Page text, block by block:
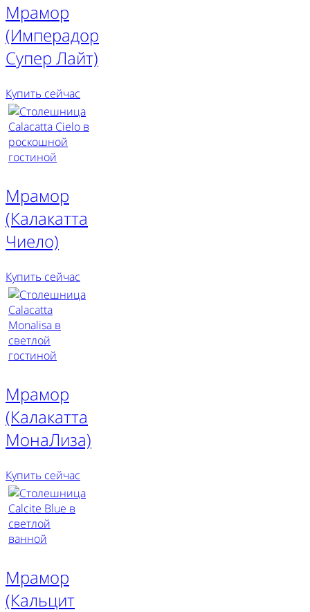
Мрамор
(Имперадор
Супер Лайт)
Купить сейчас
Мрамор
(Калакатта
Чиело)
Купить сейчас
Мрамор
(Калакатта
МонаЛиза)
Купить сейчас
Мрамор
(Кальцит